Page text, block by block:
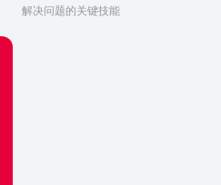
解决问题的关键技能